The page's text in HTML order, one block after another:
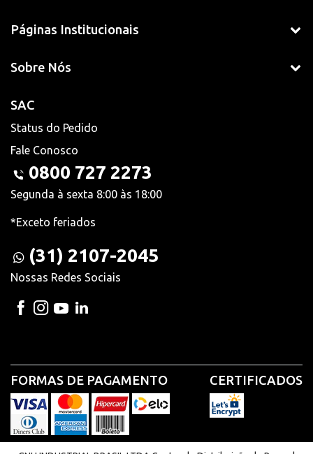
Páginas Institucionais
Sobre Nós
SAC
Status do Pedido
Fale Conosco
0800 727 2273
Segunda à sexta 8:00 às 18:00
*Exceto feriados
(31) 2107-2045
Nossas Redes Sociais
FORMAS DE PAGAMENTO CERTIFICADOS